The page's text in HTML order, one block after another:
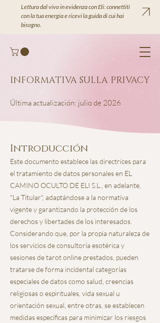
Lettura dal vivo in evidenza con Eli: connettiti
con la tua energia e ricevi la guida di cui hai
bisogno.
INFORMATIVA SULLA PRIVACY
Última actualización: julio de 2026
Introducción
Este documento establece las directrices para
el tratamiento de datos personales en EL
CAMINO OCULTO DE ELI S.L., en adelante,
"La Titular", adaptándose a la normativa
vigente y garantizando la protección de los
derechos y libertades de los interesados.
Considerando que, por la propia naturaleza de
los servicios de consultoría esotérica y
sesiones de tarot online prestados, pueden
tratarse de forma incidental categorías
especiales de datos como salud, creencias
religiosas o espirituales, vida sexual u
orientación sexual, entre otras, se establecen
medidas específicas para minimizar los riesgos